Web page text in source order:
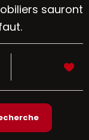
sauront